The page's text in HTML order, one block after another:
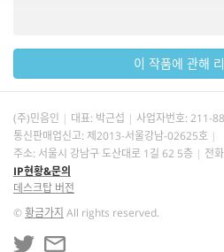
이 작품에 관해
(주)민음인 대표: 박근섭 사업자번호: 211-
통신판매업신고: 제2013-서울강남-02625호
주소: 서울시 강남구 도산대로 1길 62 5층
전
IP현황&문의
데스크탑 버전
©황금가지 All rights reserved.